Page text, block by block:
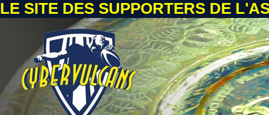
LE SITE DES SUPPORTERS DE